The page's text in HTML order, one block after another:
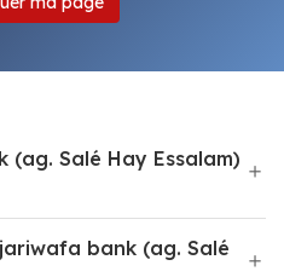
Salé Hay Essalam)
bank (ag. Salé